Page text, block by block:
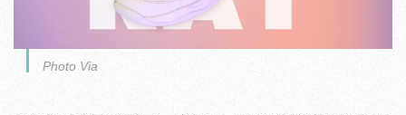
Photo Via